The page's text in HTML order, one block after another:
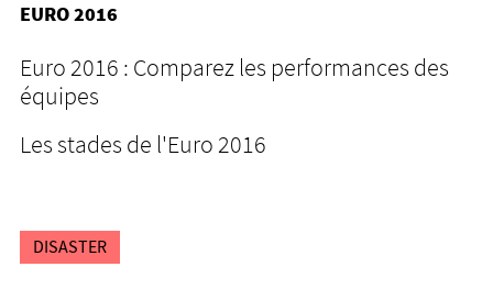
EURO 2016
Euro 2016 : Comparez les performances des
équipes
Les stades de l'Euro 2016
DISASTER